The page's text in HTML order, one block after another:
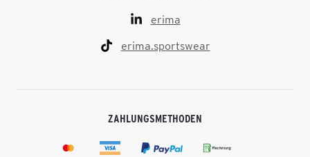
erima
erima.sportswear
ZAHLUNGSMETHODEN